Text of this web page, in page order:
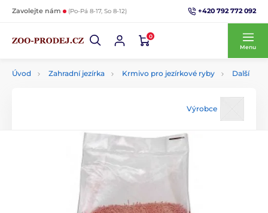
Zavolejte nám (Po-Pá 8-17, So 8-12) +420 792 772 092
0
Menu
Úvod Zahradní jezírka Krmivo pro jezírkové ryby Další
Výrobce